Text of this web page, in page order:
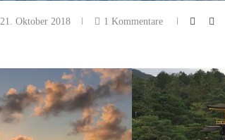
21. Oktober 2018 1 Kommentare